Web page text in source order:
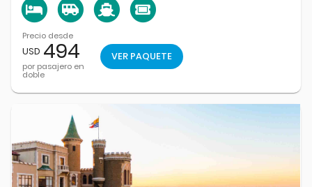
Precio desde
USD 494
por pasajero en
doble
VER PAQUETE